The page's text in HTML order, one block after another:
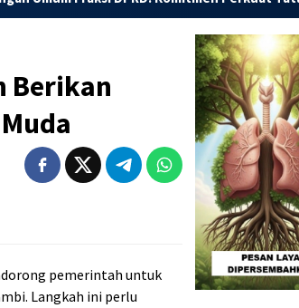
Berikan
pemerintah untuk
Langkah ini perlu